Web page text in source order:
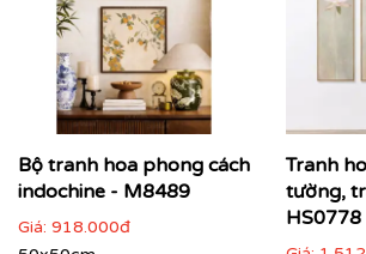
Với công nghệ in hiện đại, chúng tôi
từng chi tiết nhỏ nhất của bức tranh,
bạn một sản phẩm hoàn hảo.
Bộ tranh hoa phong cách
indochine - M8489
Giá: 918.000đ
Tranh
tường,
HS0778